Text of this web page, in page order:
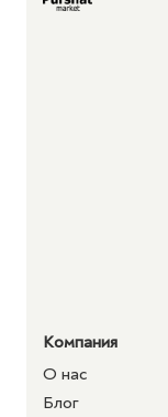
Компания
О нас
Блог